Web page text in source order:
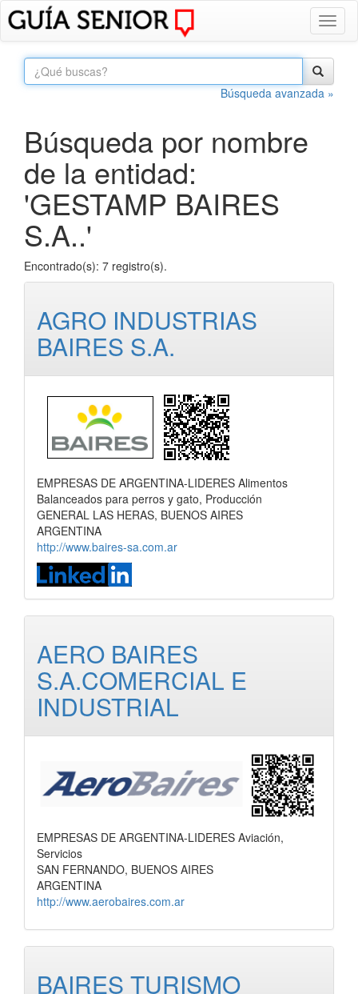
Búsqueda avanzada »
Búsqueda por nombre
de la entidad:
'GESTAMP BAIRES
S.A..'
Encontrado(s): 7 registro(s).
AGRO INDUSTRIAS
BAIRES S.A.
EMPRESAS DE ARGENTINA-LIDERES Alimentos
Balanceados para perros y gato, Producción
GENERAL LAS HERAS, BUENOS AIRES
ARGENTINA
http://www.baires-sa.com.ar
AERO BAIRES
S.A.COMERCIAL E
INDUSTRIAL
EMPRESAS DE ARGENTINA-LIDERES Aviación,
Servicios
SAN FERNANDO, BUENOS AIRES
ARGENTINA
http://www.aerobaires.com.ar
BAIRES TURISMO